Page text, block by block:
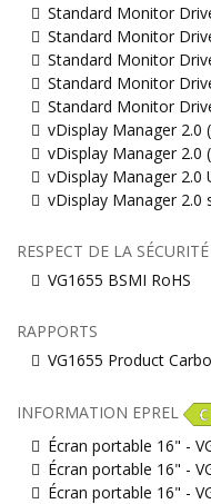
Standard Monitor
Standard Monitor
Standard Monitor
Standard Monitor
Standard Monitor
vDisplay Manager 2.0
vDisplay Manager 2.0
vDisplay Manager 2.0
vDisplay Manager 2.0
RESPECT DE LA SÉCURITÉ
VG1655 BSMI RoHS
RAPPORTS
VG1655 Product
INFORMATION EPREL
Écran portable 16" -
Écran portable 16" -
Écran portable 16" -